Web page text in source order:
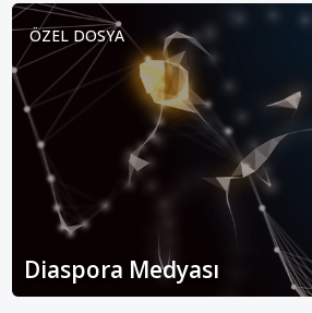
ÖZEL DOSYA
Diaspora Medyası